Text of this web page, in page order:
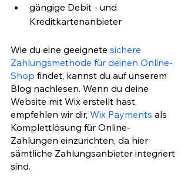
gängige Debit - und
Kreditkartenanbieter
Wie du eine geeignete sichere
Zahlungsmethode für deinen Online-
Shop findet, kannst du auf unserem
Blog nachlesen. Wenn du deine
Website mit Wix erstellt hast,
empfehlen wir dir, Wix Payments als
Komplettlösung für Online-
Zahlungen einzurichten, da hier
sämtliche Zahlungsanbieter integriert
sind.